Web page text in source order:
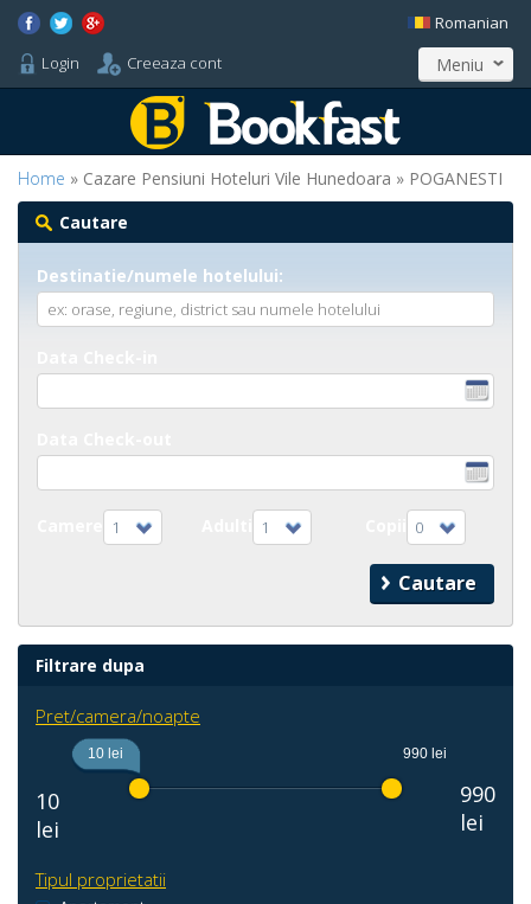
Login Creeaza cont
Romanian
Meniu
Home » Cazare Pensiuni Hoteluri Vile Hunedoara » POGANESTI
Cautare
Destinatie/numele hotelului:
1 1 0
Filtrare dupa
Pret/camera/noapte
10
lei
10 lei 990 lei
990
lei
Tipul proprietatii